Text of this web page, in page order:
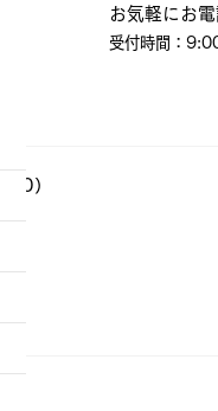
お気軽にお電
受付時間：
（60）